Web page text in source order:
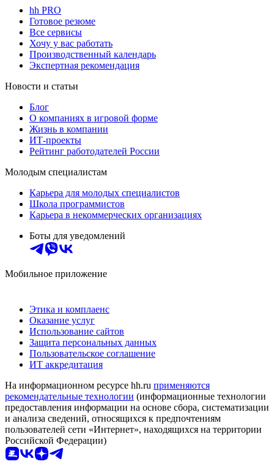
hh PRO
Готовое резюме
Все сервисы
Хочу у вас работать
Производственный календарь
Экспертная рекомендация
Новости и статьи
Блог
О компаниях в игровой форме
Жизнь в компании
ИТ-проекты
Рейтинг работодателей России
Молодым специалистам
Карьера для молодых специалистов
Школа программистов
Карьера в некоммерческих организациях
Боты для уведомлений
Мобильное приложение
Этика и комплаенс
Оказание услуг
Использование сайтов
Защита персональных данных
Пользовательское соглашение
ИТ аккредитация
На информационном ресурсе hh.ru применяются
рекомендательные технологии (информационные технологии
предоставления информации на основе сбора, систематизации
и анализа сведений, относящихся к предпочтениям
пользователей сети «Интернет», находящихся на территории
Российской Федерации)